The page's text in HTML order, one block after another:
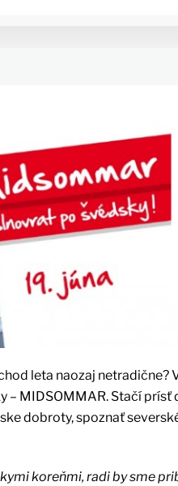
leta naozaj netradične?
MIDSOMMAR. Stačí
dobroty, spoznať
koreňmi, radi by sme